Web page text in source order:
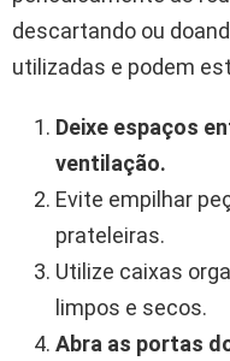
descartando ou
utilizadas e podem
Deixe espaços
ventilação.
Evite empilhar
prateleiras.
Utilize caixas
limpos e secos.
Abra as portas